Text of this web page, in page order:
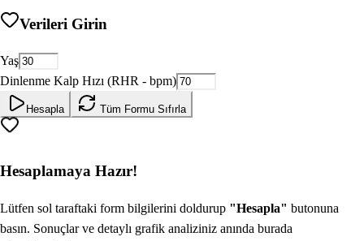
Verileri Girin
Yaş
Dinlenme Kalp Hızı (RHR - bpm)
Hesapla Tüm Formu Sıfırla
Hesaplamaya Hazır!
Lütfen sol taraftaki form bilgilerini doldurup "Hesapla" butonuna
basın. Sonuçlar ve detaylı grafik analiziniz anında burada